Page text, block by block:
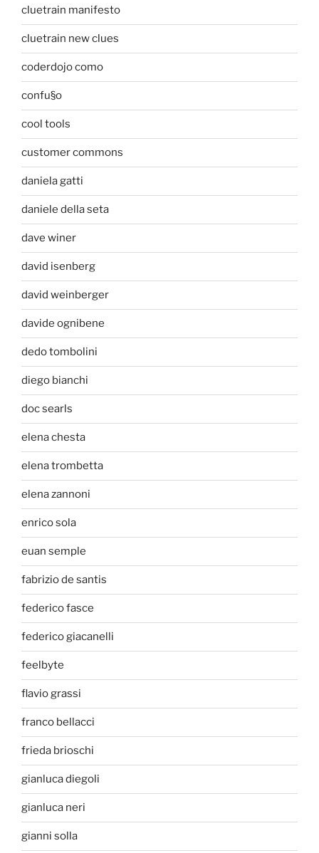
cluetrain manifesto
cluetrain new clues
coderdojo como
confu§o
cool tools
customer commons
daniela gatti
daniele della seta
dave winer
david isenberg
david weinberger
davide ognibene
dedo tombolini
diego bianchi
doc searls
elena chesta
elena trombetta
elena zannoni
enrico sola
euan semple
fabrizio de santis
federico fasce
federico giacanelli
feelbyte
flavio grassi
franco bellacci
frieda brioschi
gianluca diegoli
gianluca neri
gianni solla